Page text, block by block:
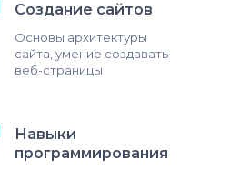
Навыки
программирования
Создание сайтов
Основы архитектуры
сайта, умение создавать
веб-страницы